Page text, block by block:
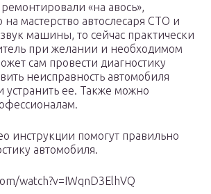
«на авось»,
на мастерство автослесаря СТО и
машины, то сейчас практически
при желании и необходимом
сам провести диагностику
неисправность автомобиля
устранить ее. Также можно
инструкции помогут правильно
автомобиля.
watch?v=IWqnD3ElhVQ